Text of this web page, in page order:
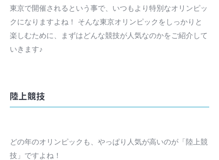
東京で開催されるという事で、いつもより特別なオリンピッ
クになりますよね！ そんな東京オリンピックをしっかりと
楽しむために、まずはどんな競技が人気なのかをご紹介して
いきます♪
陸上競技
どの年のオリンピックも、やっぱり人気が高いのが「陸上競
技」ですよね！